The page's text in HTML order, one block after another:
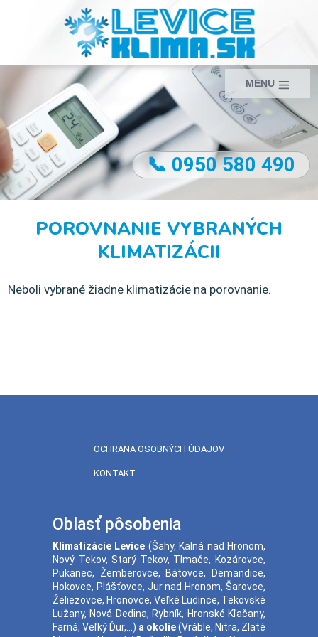
MENU
📞 0950 580 490
POROVNANIE VYBRANÝCH
KLIMATIZÁCII
Neboli vybrané žiadne klimatizácie na porovnanie.
OCHRANA OSOBNÝCH ÚDAJOV
KONTAKT
Oblasť pôsobenia
Klimatizácie Levice (Šahy,Kalná nad Hronom,
Nový Tekov,Starý Tekov, Tlmače,Kozárovce,
Pukanec, Žemberovce,Bátovce,Demandice,
Hokovce, Plášťovce, Jur nad Hronom,Šarovce,
Želiezovce, Hronovce, Veľké Ludince, Tekovské
Lužany,Nová Dedina,Rybník, Hronské Kľačany,
Farná, Veľký Ďur,...) a okolie(Vráble, Nitra, Zlaté